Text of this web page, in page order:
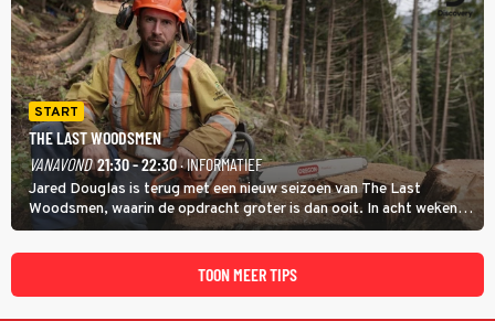
START
THE LAST WOODSMEN
VANAVOND 21:30 - 22:30· INFORMATIEF
Jared Douglas is terug met een nieuw seizoen van The Last
Woodsmen, waarin de opdracht groter is dan ooit. In acht weken
tijd probeert hij een miljoen dollar bij elkaar te vergaren om de
toekomst van het houthakkersbedrijf te verzekeren.
TOON MEER TIPS